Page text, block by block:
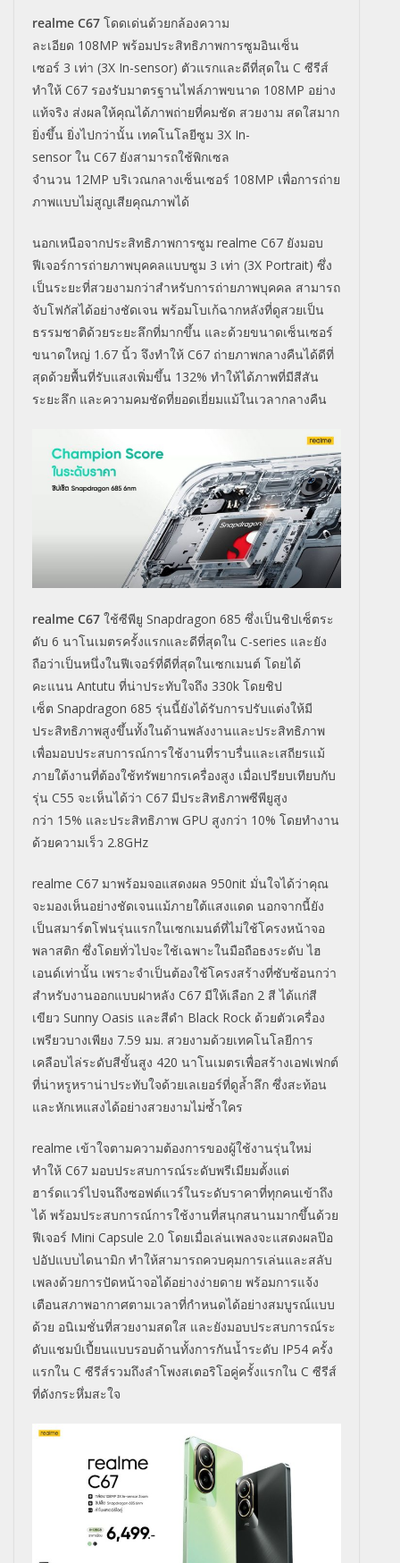
realme C67 โดดเด่นด้วยกล้องความ
ละเอียด 108MP พร้อมประสิทธิภาพการซูมอินเซ็น
เซอร์ 3 เท่า (3X In-sensor) ตัวแรกและดีที่สุดใน C ซีรีส์
ทำให้ C67 รองรับมาตรฐานไฟล์ภาพขนาด 108MP อย่าง
แท้จริง ส่งผลให้คุณได้ภาพถ่ายที่คมชัด สวยงาม สดใสมาก
ยิ่งขึ้น ยิ่งไปกว่านั้น เทคโนโลยีซูม 3X In-
sensor ใน C67 ยังสามารถใช้พิกเซล
จำนวน 12MP บริเวณกลางเซ็นเซอร์ 108MP เพื่อการถ่าย
ภาพแบบไม่สูญเสียคุณภาพได้
นอกเหนือจากประสิทธิภาพการซูม realme C67 ยังมอบ
ฟีเจอร์การถ่ายภาพบุคคลแบบซูม 3 เท่า (3X Portrait) ซึ่ง
เป็นระยะที่สวยงามกว่าสำหรับการถ่ายภาพบุคคล สามารถ
จับโฟกัสได้อย่างชัดเจน พร้อมโบเก้ฉากหลังที่ดูสวยเป็น
ธรรมชาติด้วยระยะลึกที่มากขึ้น และด้วยขนาดเซ็นเซอร์
ขนาดใหญ่ 1.67 นิ้ว จึงทำให้ C67 ถ่ายภาพกลางคืนได้ดีที่
สุดด้วยพื้นที่รับแสงเพิ่มขึ้น 132% ทำให้ได้ภาพที่มีสีสัน
ระยะลึก และความคมชัดที่ยอดเยี่ยมแม้ในเวลากลางคืน
realme C67 ใช้ซีพียู Snapdragon 685 ซึ่งเป็นชิปเซ็ตระ
ดับ 6 นาโนเมตรครั้งแรกและดีที่สุดใน C-series และยัง
ถือว่าเป็นหนึ่งในฟีเจอร์ที่ดีที่สุดในเซกเมนต์ โดยได้
คะแนน Antutu ที่น่าประทับใจถึง 330k โดยชิป
เซ็ต Snapdragon 685 รุ่นนี้ยังได้รับการปรับแต่งให้มี
ประสิทธิภาพสูงขึ้นทั้งในด้านพลังงานและประสิทธิภาพ
เพื่อมอบประสบการณ์การใช้งานที่ราบรื่นและเสถียรแม้
ภายใต้งานที่ต้องใช้ทรัพยากรเครื่องสูง เมื่อเปรียบเทียบกับ
รุ่น C55 จะเห็นได้ว่า C67 มีประสิทธิภาพซีพียูสูง
กว่า 15% และประสิทธิภาพ GPU สูงกว่า 10% โดยทำงาน
ด้วยความเร็ว 2.8GHz
realme C67 มาพร้อมจอแสดงผล 950nit มั่นใจได้ว่าคุณ
จะมองเห็นอย่างชัดเจนแม้ภายใต้แสงแดด นอกจากนี้ยัง
เป็นสมาร์ตโฟนรุ่นแรกในเซกเมนต์ที่ไม่ใช้โครงหน้าจอ
พลาสติก ซึ่งโดยทั่วไปจะใช้เฉพาะในมือถือธงระดับ ไฮ
เอนด์เท่านั้น เพราะจำเป็นต้องใช้โครงสร้างที่ซับซ้อนกว่า
สำหรับงานออกแบบฝาหลัง C67 มีให้เลือก 2 สี ได้แก่สี
เขียว Sunny Oasis และสีดำ Black Rock ด้วยตัวเครื่อง
เพรียวบางเพียง 7.59 มม. สวยงามด้วยเทคโนโลยีการ
เคลือบไล่ระดับสีขั้นสูง 420 นาโนเมตรเพื่อสร้างเอฟเฟกต์
ที่น่าหรูหราน่าประทับใจด้วยเลเยอร์ที่ดูล้ำลึก ซึ่งสะท้อน
และหักเหแสงได้อย่างสวยงามไม่ซ้ำใคร
realme เข้าใจตามความต้องการของผู้ใช้งานรุ่นใหม่
ทำให้ C67 มอบประสบการณ์ระดับพรีเมียมตั้งแต่
ฮาร์ดแวร์ไปจนถึงซอฟต์แวร์ในระดับราคาที่ทุกคนเข้าถึง
ได้ พร้อมประสบการณ์การใช้งานที่สนุกสนานมากขึ้นด้วย
ฟีเจอร์ Mini Capsule 2.0 โดยเมื่อเล่นเพลงจะแสดงผลป๊อ
ปอัปแบบไดนามิก ทำให้สามารถควบคุมการเล่นและสลับ
เพลงด้วยการปัดหน้าจอได้อย่างง่ายดาย พร้อมการแจ้ง
เตือนสภาพอากาศตามเวลาที่กำหนดได้อย่างสมบูรณ์แบบ
ด้วย อนิเมชั่นที่สวยงามสดใส และยังมอบประสบการณ์ระ
ดับแชมป์เปี้ยนแบบรอบด้านทั้งการกันน้ำระดับ IP54 ครั้ง
แรกใน C ซีรีส์รวมถึงลำโพงสเตอริโอคู่ครั้งแรกใน C ซีรีส์
ที่ดังกระหึ่มสะใจ